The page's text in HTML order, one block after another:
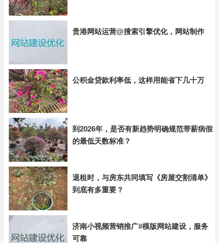
贵港网站运营@搜索引擎优化，网站制作
公积金贷款利率低，这样用能省下几十万
到2026年，是否有新趋势明确规范带薪病假
的最低天数标准？
退租时，与房东共同填写《房屋交割清单》
到底有多重要？
济南小视频营销推广#模版网站建设，服务
可靠